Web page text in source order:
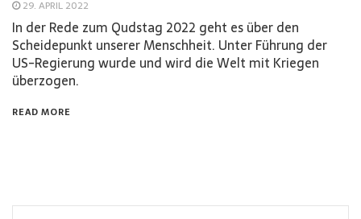
29. APRIL 2022
In der Rede zum Qudstag 2022 geht es über den
Scheidepunkt unserer Menschheit. Unter Führung der
US-Regierung wurde und wird die Welt mit Kriegen
überzogen.
READ MORE